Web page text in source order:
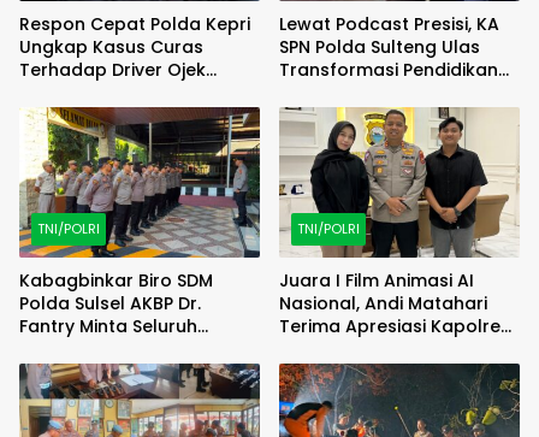
Respon Cepat Polda Kepri
Ungkap Kasus Curas
Terhadap Driver Ojek
Berhasil Diamankan
Lewat Podcast Presisi, KA
SPN Polda Sulteng Ulas
Transformasi Pendidikan
TNI/POLRI
Kabagbinkar Biro SDM
Polda Sulsel AKBP Dr.
Fantry Minta Seluruh
Debu
TNI/POLRI
Juara I Film Animasi AI
Nasional, Andi Matahari
Terima Apresiasi Kapolres